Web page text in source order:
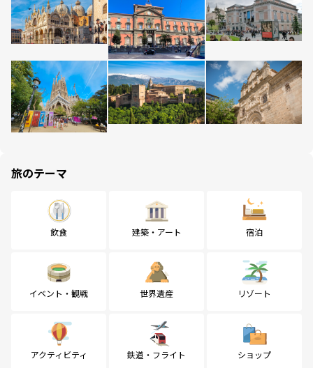
旅のテーマ
飲食 建築・アート 宿泊
イベント・観戦 世界遺産 リゾート
アクティビティ 鉄道・フライト ショップ